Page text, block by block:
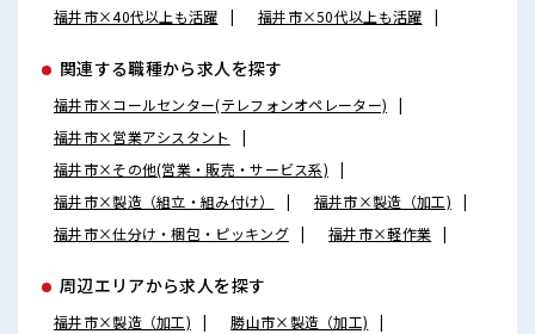
福井市×40代以上も活躍
福井市×50代以上も活躍
関連する職種から求人を探す
福井市×コールセンター(テレフォンオペレーター)
福井市×営業アシスタント
福井市×その他(営業・販売・サービス系)
福井市×製造（組立・組み付け）
福井市×製造（加工)
福井市×仕分け・梱包・ピッキング
福井市×軽作業
周辺エリアから求人を探す
福井市×製造（加工)
勝山市×製造（加工)